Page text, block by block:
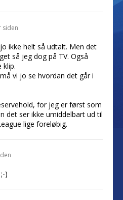
siden
ikke helt så udtalt. Men det
så jeg dog på TV. Også
klip.
vi jo se hvordan det går i
for jeg er først som
det ser ikke umiddelbart ud til
lige foreløbig.
)